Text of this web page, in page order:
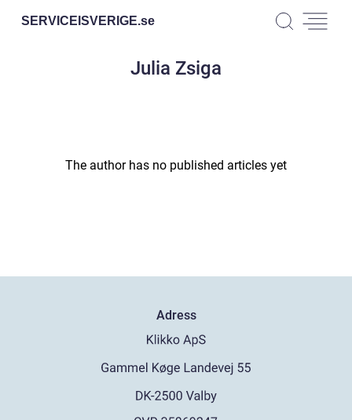
SERVICEISVERIGE.se
Julia Zsiga
The author has no published articles yet
Adress